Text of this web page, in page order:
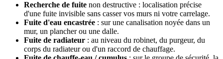
Recherche de fuite non destructive : localisation précise
d'une fuite invisible sans casser vos murs ni votre carrelage.
Fuite d'eau encastrée : sur une canalisation noyée dans un
mur, un plancher ou une dalle.
Fuite de radiateur : au niveau du robinet, du purgeur, du
corps du radiateur ou d'un raccord de chauffage.